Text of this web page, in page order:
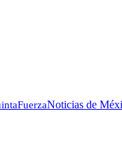
FuerzaNoticias de